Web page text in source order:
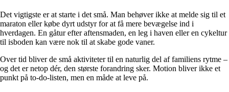
Det vigtigste er at starte i det små. Man behøver ikke at melde sig til et
maraton eller købe dyrt udstyr for at få mere bevægelse ind i
hverdagen. En gåtur efter aftensmaden, en leg i haven eller en cykeltur
til isboden kan være nok til at skabe gode vaner.
Over tid bliver de små aktiviteter til en naturlig del af familiens rytme –
og det er netop dér, den største forandring sker. Motion bliver ikke et
punkt på to-do-listen, men en måde at leve på.